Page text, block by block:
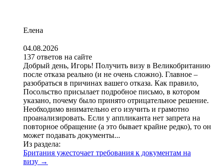
Елена
04.08.2026
137 ответов на сайте
Добрый день, Игорь! Получить визу в Великобританию
после отказа реально (и не очень сложно). Главное –
разобраться в причинах вашего отказа. Как правило,
Посольство присылает подробное письмо, в котором
указано, почему было принято отрицательное решение.
Необходимо внимательно его изучить и грамотно
проанализировать. Если у аппликанта нет запрета на
повторное обращение (а это бывает крайне редко), то он
может подавать документы...
Из раздела:
Британия ужесточает требования к документам на
визу →